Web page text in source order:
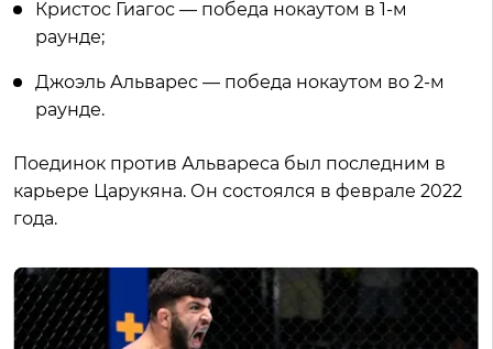
Кристос Гиагос — победа нокаутом в 1-м
раунде;
Джоэль Альварес — победа нокаутом во 2-м
раунде.
Поединок против Альвареса был последним в
карьере Царукяна. Он состоялся в феврале 2022
года.